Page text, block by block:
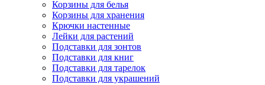
Корзины для белья
Корзины для хранения
Крючки настенные
Лейки для растений
Подставки для зонтов
Подставки для книг
Подставки для тарелок
Подставки для украшений